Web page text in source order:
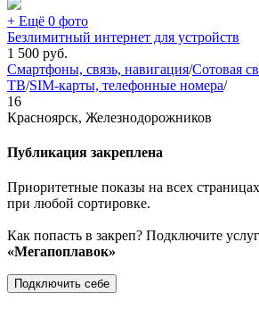
+ Ещё 0 фото
Безлимитный интернет для устройств
1 500 руб.
Смартфоны, связь, навигация/Сотовая
ТВ/SIM-карты, телефонные номера/
16
Красноярск, Железнодорожников
Публикация закреплена
Приоритетные показы на всех
при любой сортировке.
Как попасть в закреп? Подключите
«Мегапоплавок»
Подключить себе